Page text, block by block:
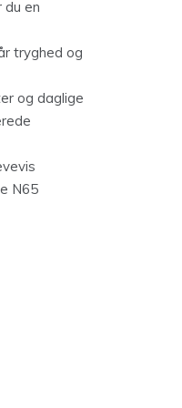
du en
tryghed og
og daglige
N65